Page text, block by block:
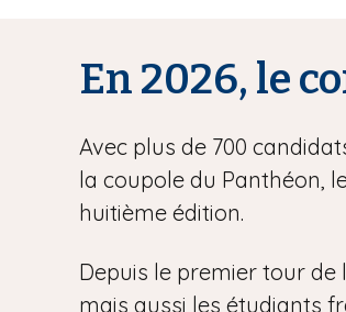
En 2026, le
Avec plus de 700
la coupole du Panthéon,
huitième édition.
Depuis le premier tour de
mais aussi les étudiants